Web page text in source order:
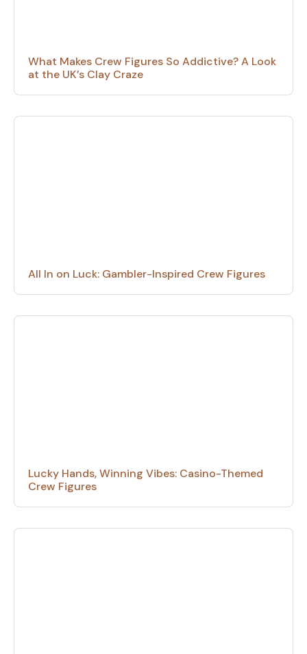
What Makes Crew Figures So Addictive? A Look
at the UK’s Clay Craze
All In on Luck: Gambler-Inspired Crew Figures
Lucky Hands, Winning Vibes: Casino-Themed
Crew Figures